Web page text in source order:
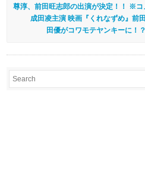
尊淳、前田旺志郎の出演が決定！！ ※コ
成田凌主演 映画『くれなずめ』前
田優がコワモテヤンキーに！